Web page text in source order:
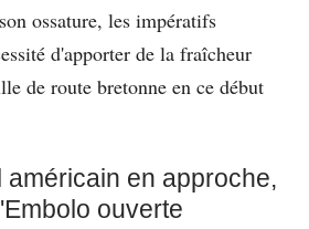
ossature, les impératifs
d'apporter de la fraîcheur
de route bretonne en ce début
américain en approche,
ouverte